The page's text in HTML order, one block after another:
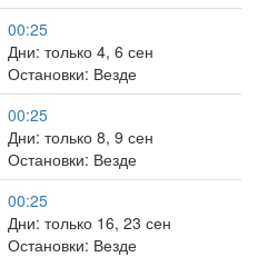
00:25
Дни: только 4, 6 сен
Остановки: Везде
00:25
Дни: только 8, 9 сен
Остановки: Везде
00:25
Дни: только 16, 23 сен
Остановки: Везде